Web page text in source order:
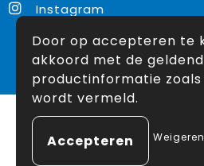
Instagram
© Copyright
Door op accepteren te
akkoord met de
productinformatie
wordt vermeld.
Weigeren